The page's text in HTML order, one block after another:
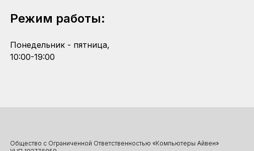
Режим работы:
Понедельник - пятница,
10:00-19:00
Общество с Ограниченной Ответственностью «Компьютеры Айвен»